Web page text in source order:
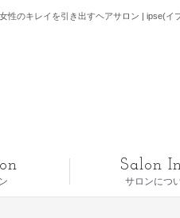
性のキレイを引き出すヘアサロン | ipse(イ
サロンにつ
Salon